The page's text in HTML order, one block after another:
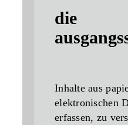
die
Inhalte aus
elektronischen
erfassen, zu